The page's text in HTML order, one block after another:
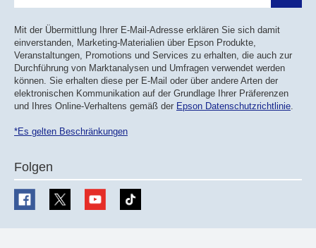
Mit der Übermittlung Ihrer E-Mail-Adresse erklären Sie sich damit
einverstanden, Marketing-Materialien über Epson Produkte,
Veranstaltungen, Promotions und Services zu erhalten, die auch zur
Durchführung von Marktanalysen und Umfragen verwendet werden
können. Sie erhalten diese per E-Mail oder über andere Arten der
elektronischen Kommunikation auf der Grundlage Ihrer Präferenzen
und Ihres Online-Verhaltens gemäß der Epson Datenschutzrichtlinie
*Es gelten Beschränkungen
Folgen